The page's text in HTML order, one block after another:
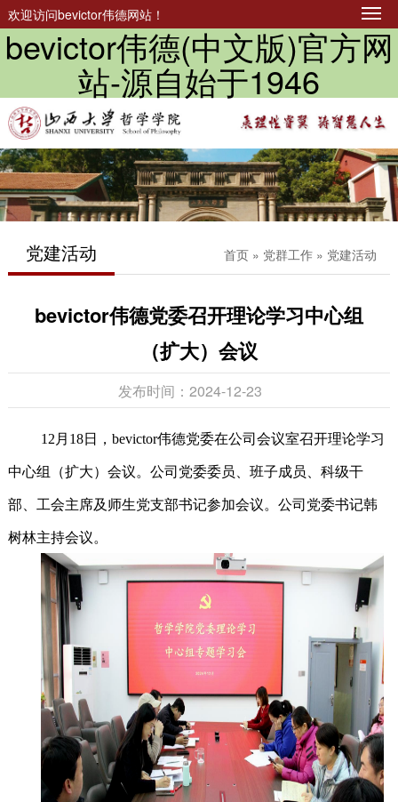
bevictor伟德(中文版)官方网
站-源自始于1946
欢迎访问bevictor伟德网站！
党建活动 首页» 党群工作» 党建活动
bevictor伟德党委召开理论学习中心组
（扩大）会议
发布时间：2024-12-23
12 月 18日，bevictor伟德党委在公司会议室召开理论学习
中心组（扩大）会议。 公司党委委员 班子成员、科级干
部、工会主席及 师生党支部书记参加会议。公司党委书记韩
树林主持会议。